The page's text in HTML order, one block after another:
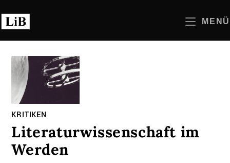
Inhalt
springen
MENÜ
KRITIKEN
Literaturwissenschaft im
Werden